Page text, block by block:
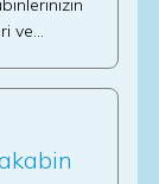
ve…